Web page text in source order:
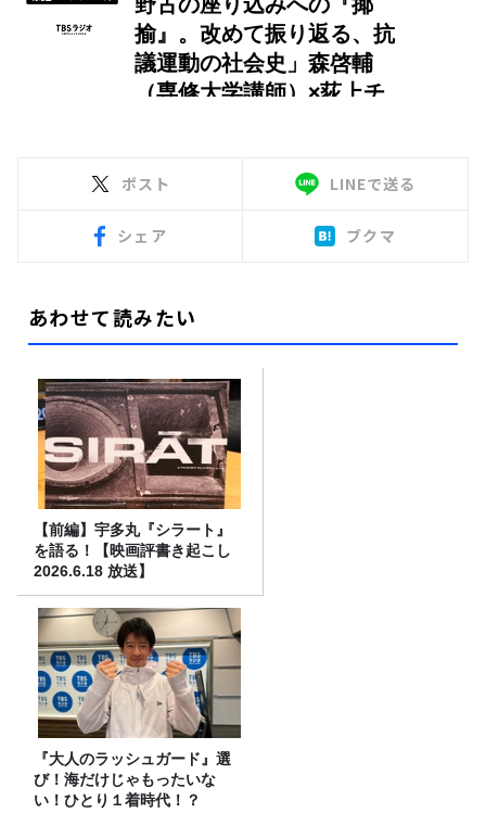
ポスト LINEで送る
シェア ブクマ
あわせて読みたい
【前編】宇多丸『シラート』
を語る！【映画評書き起こし
2026.6.18 放送】
『大人のラッシュガード』選
び！海だけじゃもったいな
い！ひとり１着時代！？